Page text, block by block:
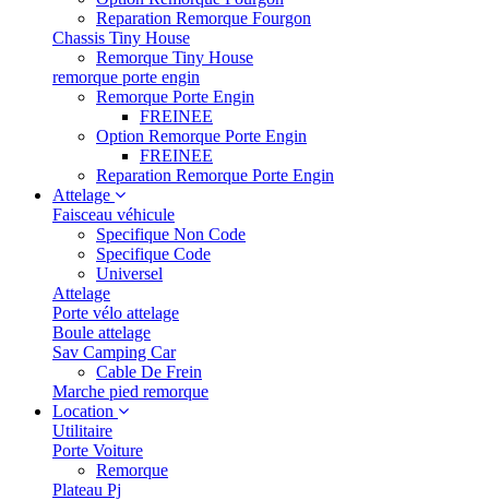
Reparation Remorque Fourgon
Chassis Tiny House
Remorque Tiny House
remorque porte engin
Remorque Porte Engin
FREINEE
Option Remorque Porte Engin
FREINEE
Reparation Remorque Porte Engin
Attelage
Faisceau véhicule
Specifique Non Code
Specifique Code
Universel
Attelage
Porte vélo attelage
Boule attelage
Sav Camping Car
Cable De Frein
Marche pied remorque
Location
Utilitaire
Porte Voiture
Remorque
Plateau Pj